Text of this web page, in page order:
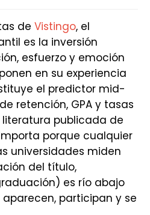
de Vistingo, el
es la inversión
esfuerzo y emoción
en su experiencia
el predictor mid-
retención, GPA y tasas
publicada de
porque cualquier
universidades miden
del título,
es río abajo
participan y se